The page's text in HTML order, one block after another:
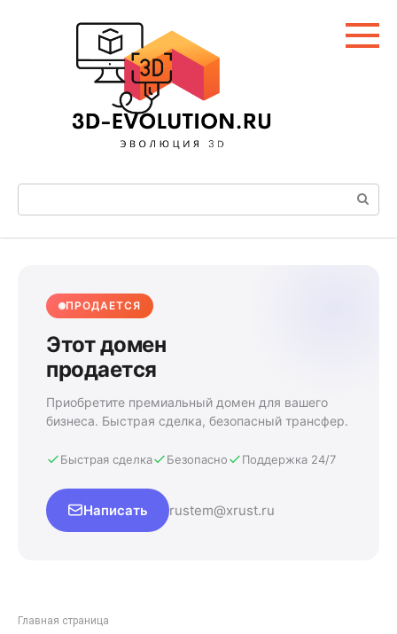
Поиск:
ПРОДАЕТСЯ
Этот домен
продается
Приобретите премиальный домен для вашего
бизнеса. Быстрая сделка, безопасный трансфер.
Быстрая сделка Безопасно Поддержка 24/7
Написать rustem@xrust.ru
Главная страница